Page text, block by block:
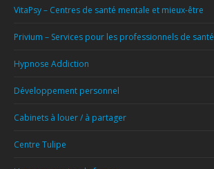
VitaPsy – Centres de santé mentale et mieux-être
Privium – Services pour les professionnels de santé
Hypnose Addiction
Développement personnel
Cabinets à louer / à partager
Centre Tulipe